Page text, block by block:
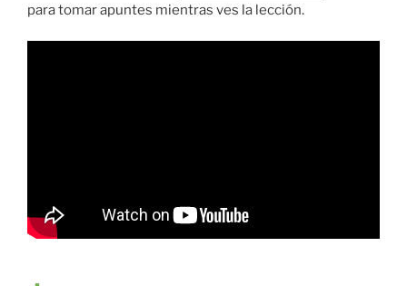
para tomar apuntes mientras ves la lección.